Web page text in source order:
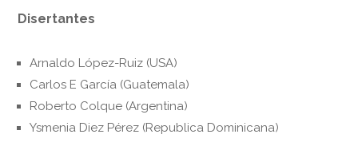
Disertantes
Arnaldo López-Ruiz (USA)
Carlos E García (Guatemala)
Roberto Colque (Argentina)
Ysmenia Diez Pérez (Republica Dominicana)